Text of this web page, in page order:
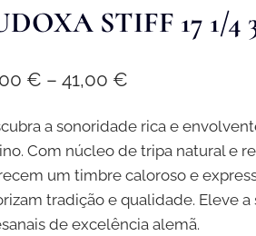
STIFF 17 1/4
€ – 41,00 €Price
32,00 €
through
41,00 €
a sonoridade rica e
Com núcleo de tripa natural e
um timbre caloroso e
tradição e qualidade. Eleve
de excelência alemã.